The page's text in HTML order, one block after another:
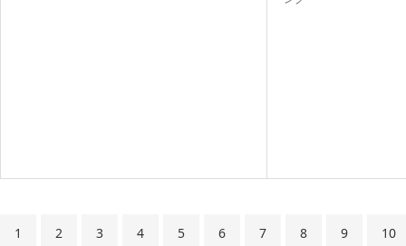
1 2 3 4 5 6 7 8 9 10